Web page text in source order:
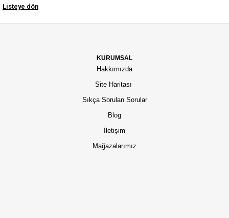
Listeye dön
KURUMSAL
Hakkımızda
Site Haritası
Sıkça Sorulan Sorular
Blog
İletişim
Mağazalarımız